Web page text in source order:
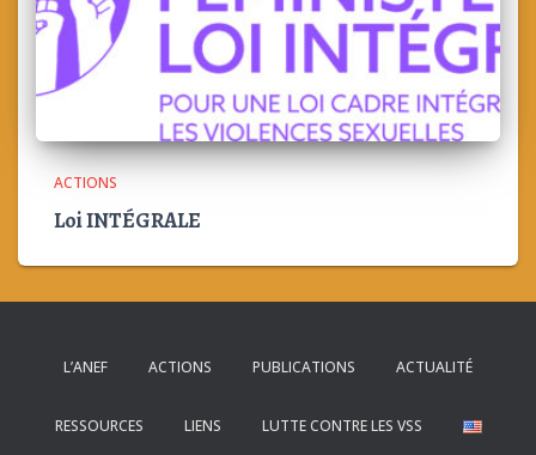
ACTIONS
Loi INTÉGRALE
L’ANEF ACTIONS PUBLICATIONS ACTUALITÉ
RESSOURCES LIENS LUTTE CONTRE LES VSS